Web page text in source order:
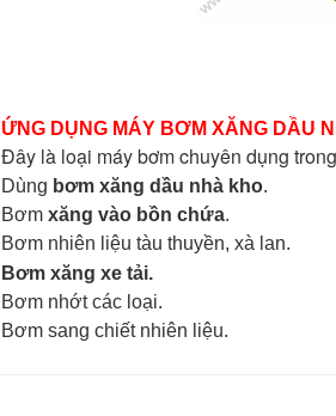
ỨNG DỤNG MÁY BƠM XĂNG DẦU
Đây là loại máy bơm chuyên dụng
Dùng bơm xăng dầu nhà kho.
Bơm xăng vào bồn chứa.
Bơm nhiên liệu tàu thuyền, xà lan.
Bơm xăng xe tải.
Bơm nhớt các loại.
Bơm sang chiết nhiên liệu.